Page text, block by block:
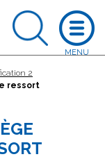
2
ressort